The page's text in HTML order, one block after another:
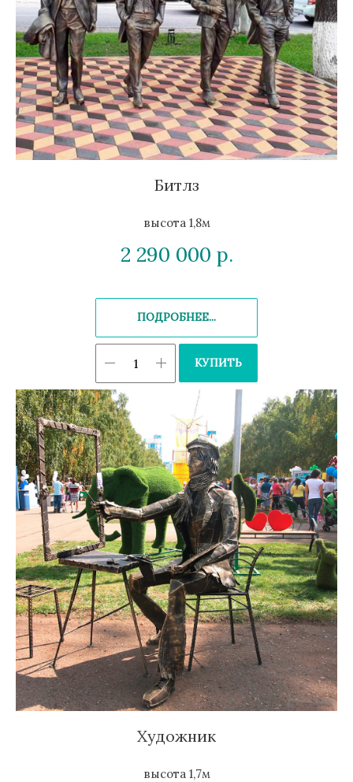
Битлз
высота 1,8м
2 290 000 р.
ПОДРОБНЕЕ...
КУПИТЬ
Художник
высота 1,7м